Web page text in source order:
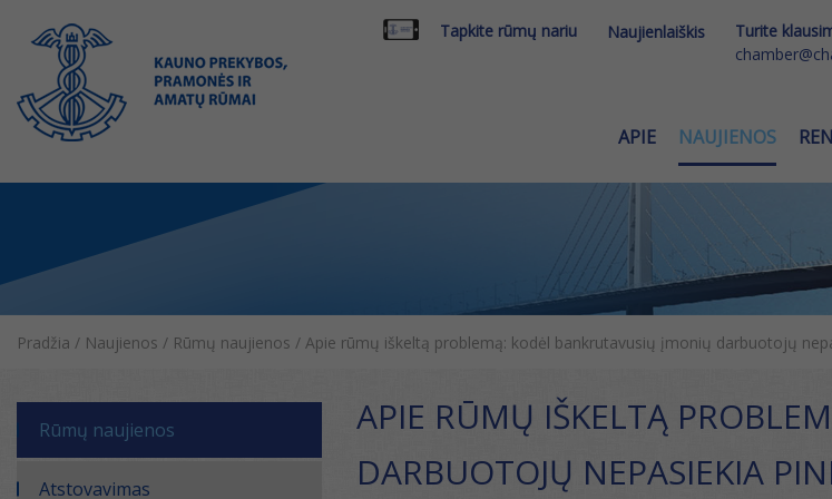
Tapkite rūmų nariu Naujienlaiškis Turite
APIE NAUJIENOS
Pradžia / Naujienos / Rūmų naujienos / Apie rūmų iškeltą problemą: kodėl bankrutavusių įmonių darbuotojų
Rūmų naujienos
Atstovavimas
APIE RŪMŲ IŠKELTĄ
DARBUOTOJŲ NEPASIEKIA